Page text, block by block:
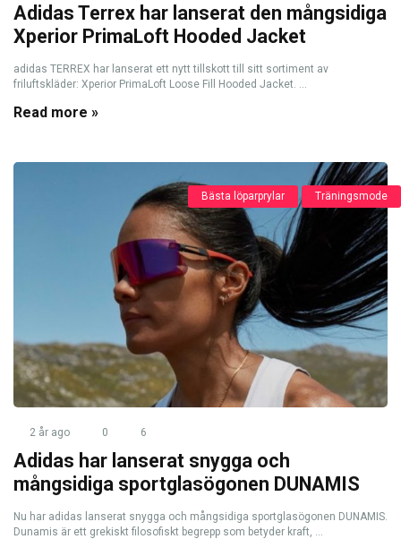
Adidas Terrex har lanserat den mångsidiga
Xperior PrimaLoft Hooded Jacket
adidas TERREX har lanserat ett nytt tillskott till sitt sortiment av
friluftskläder: Xperior PrimaLoft Loose Fill Hooded Jacket. ...
Read more »
Bästa löparprylar Träningsmode
2 år ago 0 6
Adidas har lanserat snygga och
mångsidiga sportglasögonen DUNAMIS
Nu har adidas lanserat snygga och mångsidiga sportglasögonen DUNAMIS.
Dunamis är ett grekiskt filosofiskt begrepp som betyder kraft, ...